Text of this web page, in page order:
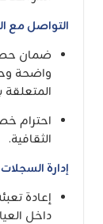
التواصل مع
ضمان
واضحة
المتعلقة
احترام
الثقافية.
إدارة
إعادة
داخل